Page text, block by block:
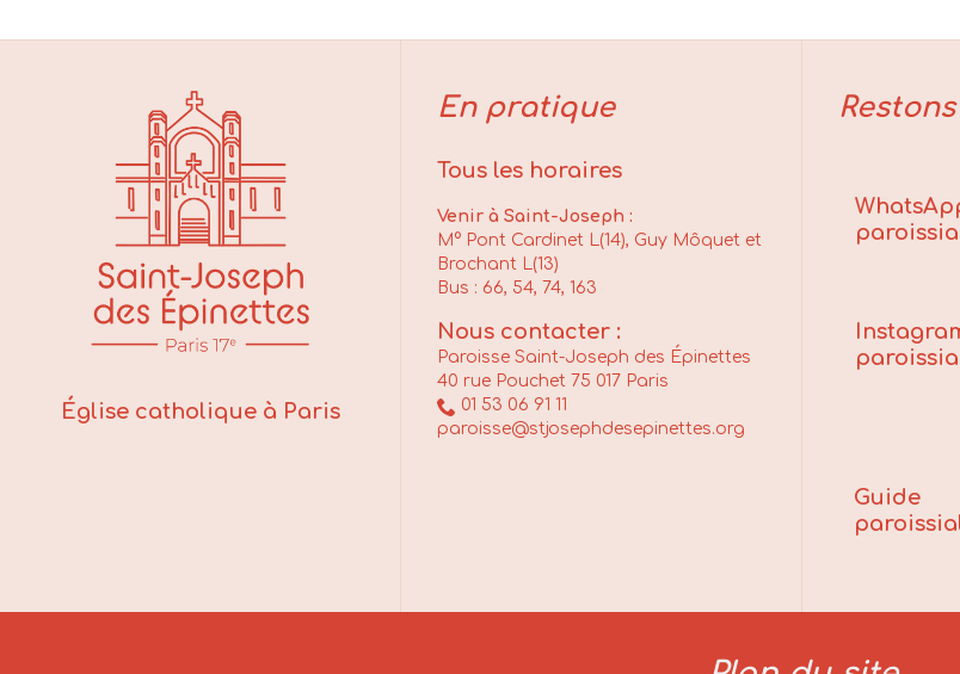
Église catholique à Paris
En pratique
Tous les horaires
Venir à Saint-Joseph :
M° Pont Cardinet L(14), Guy Môquet et
Brochant L(13)
Bus : 66, 54, 74, 163
Nous contacter :
Paroisse Saint-Joseph des Épinettes
40 rue Pouchet 75 017 Paris
 01 53 06 91 11
paroisse@stjosephdesepinettes.org
Guide